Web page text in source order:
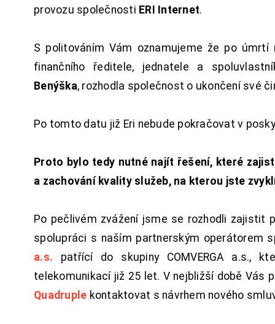
provozu společnosti ERI Internet.
S politováním Vám oznamujeme že po úmrtí
finančního ředitele, jednatele a
Benýška, rozhodla společnost o ukončení své
Po tomto datu již Eri nebude pokračovat v
Proto bylo tedy nutné najít řešení, které
a zachování kvality služeb, na kterou jste
Po pečlivém zvážení jsme se rozhodli zajistit
spolupráci s naším partnerským operátorem
a.s. patřící do skupiny COMVERGA a.s.,
telekomunikací již 25 let. V nejbližší době Vás
Quadruple kontaktovat s návrhem nového